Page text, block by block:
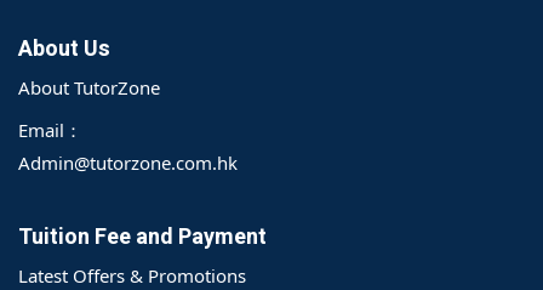
About Us
About TutorZone
Email：
Admin@tutorzone.com.hk
Tuition Fee and Payment
Latest Offers & Promotions